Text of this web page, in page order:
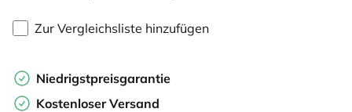
Zur Vergleichsliste hinzufügen
Niedrigstpreisgarantie
Kostenloser Versand